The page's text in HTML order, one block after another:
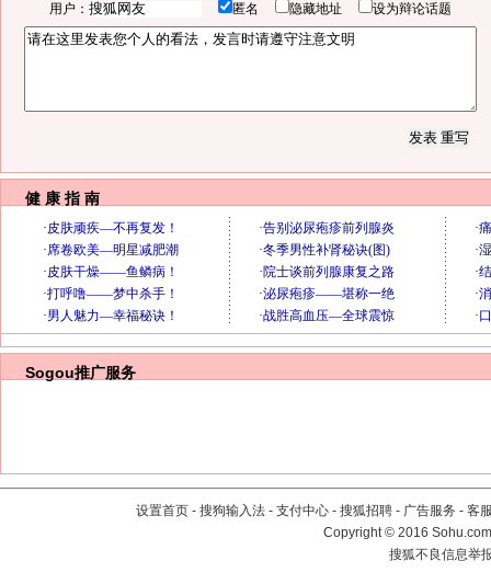
用户： 匿名 隐藏地址 设为辩论话题
健 康 指 南
Sogou推广服务
设置首页 - 搜狗输入法 - 支付中心 - 搜狐招聘 - 广告服务 - 客
Copyright©2016
搜狐不良信息举